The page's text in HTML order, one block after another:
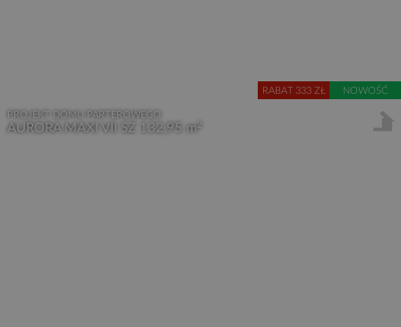
RABAT 333 NOWOŚĆ
PROJEKT DOMU PARTEROWEGO
AURORA MAXI VII SZ 132,95 m 2